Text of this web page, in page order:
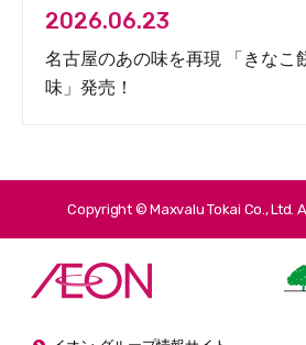
2026.06.23
名古屋のあの味を再現 「きなこ
味」発売！
Copyright © Maxvalu Tokai Co., Ltd.